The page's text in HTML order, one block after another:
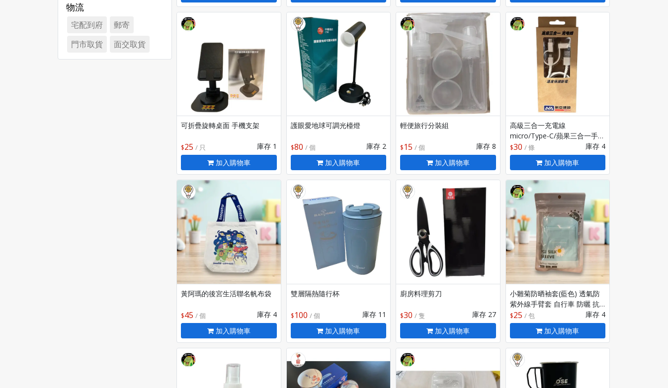
物流
宅配到府
郵寄
門市取貨
面交取貨
可折疊旋轉桌面 手機支架
25 / 只
庫存 1
加入購物車
護眼愛地球可調光檯燈
80 / 個
庫存 2
加入購物車
輕便旅行分裝組
15 / 個
庫存 8
加入購物車
高級三合一充電線
micro/Type-C/蘋果三合一手機
充電線 新亞建設 股東會紀念品
30 / 條
庫存 4
加入購物車
黃阿瑪的後宮生活聯名帆布袋
45 / 個
庫存 4
加入購物車
雙層隔熱隨行杯
100 / 個
庫存 11
加入購物車
廚房料理剪刀
30 / 隻
庫存 27
加入購物車
小雛菊防晒袖套(藍色) 透氣防
紫外線手臂套 自行車 防曬 抗
UV 袖套
25 / 包
庫存 4
加入購物車